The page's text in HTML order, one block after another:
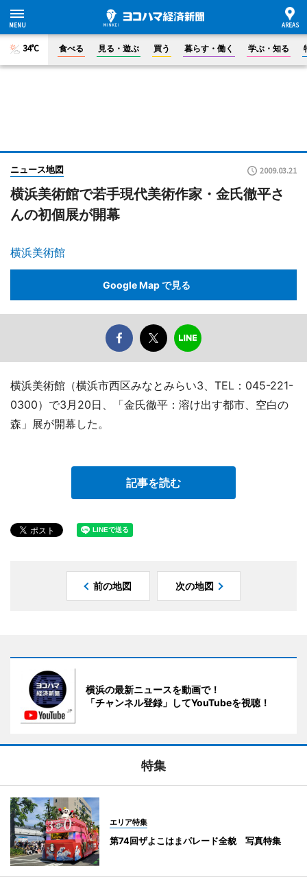
34°C 食べる 見る・遊ぶ 買う 暮らす・働く 学ぶ・知る
ニュース地図 2009.03.21
横浜美術館で若手現代美術作家・金氏徹平さ
んの初個展が開幕
横浜美術館
Google Map で見る
横浜美術館（横浜市西区みなとみらい3、TEL：045-221-
0300）で3月20日、「金氏徹平：溶け出す都市、空白の
森」展が開幕した。
記事を読む
前の地図 次の地図
横浜の最新ニュースを動画で！
「チャンネル登録」してYouTubeを視聴！
特集
エリア特集
第74回ザよこはまパレード全貌 写真特集